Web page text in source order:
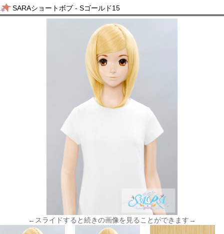
SARAショートボブ - Sゴールド15
←スライドすると続きの画像を見ることができます→